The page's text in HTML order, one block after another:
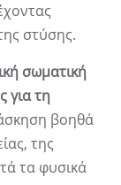
στύσης.
σωματική
για τη
βοηθά
της
τα φυσικά